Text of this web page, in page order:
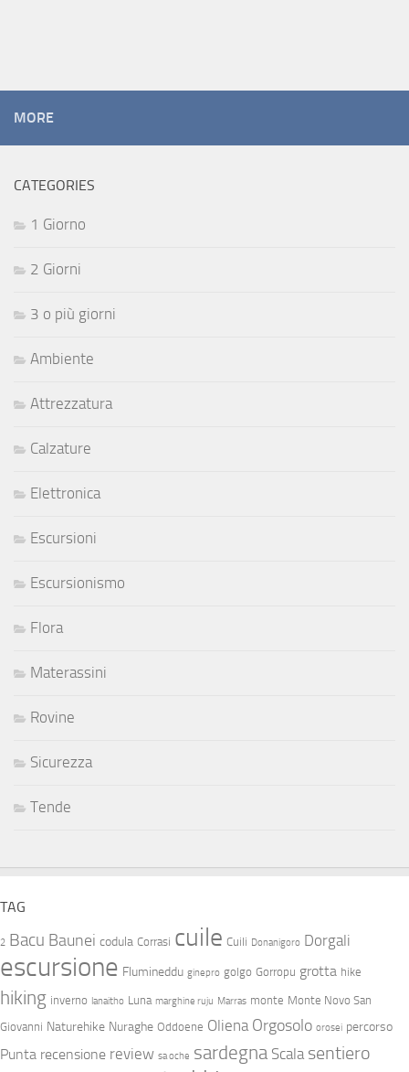
MORE
CATEGORIES
1 Giorno
2 Giorni
3 o più giorni
Ambiente
Attrezzatura
Calzature
Elettronica
Escursioni
Escursionismo
Flora
Materassini
Rovine
Sicurezza
Tende
TAG
2 Bacu Baunei codula Corrasi cuile Cuili Donanigoro Dorgali
escursione Flumineddu ginepro golgo Gorropu grotta hike
hiking inverno lanaitho Luna marghine ruju Marras monte Monte Novo San
Giovanni Naturehike Nuraghe Oddoene Oliena Orgosolo orosei percorso
Punta recensione review sa oche sardegna Scala sentiero